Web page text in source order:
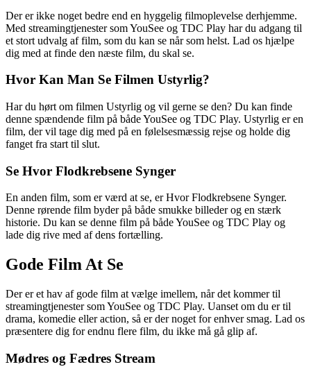
Der er ikke noget bedre end en hyggelig filmoplevelse derhjemme.
Med streamingtjenester som YouSee og TDC Play har du adgang til
et stort udvalg af film, som du kan se når som helst. Lad os hjælpe
dig med at finde den næste film, du skal se.
Hvor Kan Man Se Filmen Ustyrlig?
Har du hørt om filmen Ustyrlig og vil gerne se den? Du kan finde
denne spændende film på både YouSee og TDC Play. Ustyrlig er en
film, der vil tage dig med på en følelsesmæssig rejse og holde dig
fanget fra start til slut.
Se Hvor Flodkrebsene Synger
En anden film, som er værd at se, er Hvor Flodkrebsene Synger.
Denne rørende film byder på både smukke billeder og en stærk
historie. Du kan se denne film på både YouSee og TDC Play og
lade dig rive med af dens fortælling.
Gode Film At Se
Der er et hav af gode film at vælge imellem, når det kommer til
streamingtjenester som YouSee og TDC Play. Uanset om du er til
drama, komedie eller action, så er der noget for enhver smag. Lad os
præsentere dig for endnu flere film, du ikke må gå glip af.
Mødres og Fædres Stream